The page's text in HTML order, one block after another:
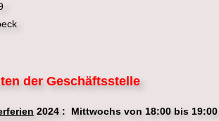
der Geschäftsstelle
2024 : Mittwochs von 18:00 bis